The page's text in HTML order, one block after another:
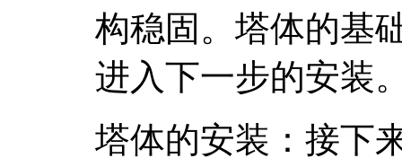
构稳固。塔体的基
进入下一步的安装
塔体的安装：接下